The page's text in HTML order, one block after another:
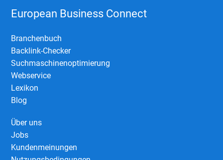
European Business Connect
Branchenbuch
Backlink-Checker
Suchmaschinenoptimierung
Webservice
Lexikon
Blog
Über uns
Jobs
Kundenmeinungen